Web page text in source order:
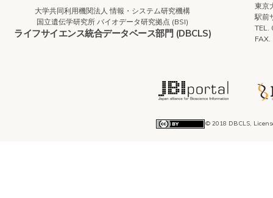
大学共同利用機関法人 情報・システム研究機構
国立遺伝学研究所 バイオデータ研究拠点 (BSI)
ライフサイエンス統合データベース部門 (DBCLS)
東京
駅前
TEL.
© 2018 DBCLS,